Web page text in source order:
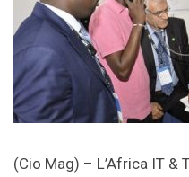
(Cio Mag) – L’Africa IT &